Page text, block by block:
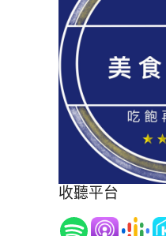
收聽平台